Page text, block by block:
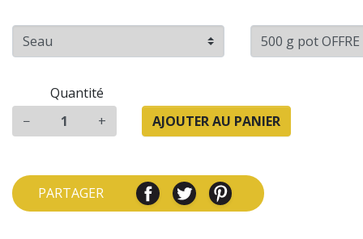
Quantité
−
+ AJOUTER AU PANIER
PARTAGER